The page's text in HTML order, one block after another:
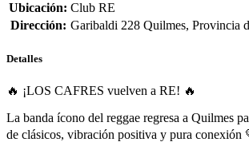
Ubicación: Club RE
Dirección: Garibaldi 228 Quilmes, Provincia
Detalles
🔥 ¡LOS CAFRES vuelven a RE! 🔥
La banda ícono del reggae regresa a Quilmes
de clásicos, vibración positiva y pura